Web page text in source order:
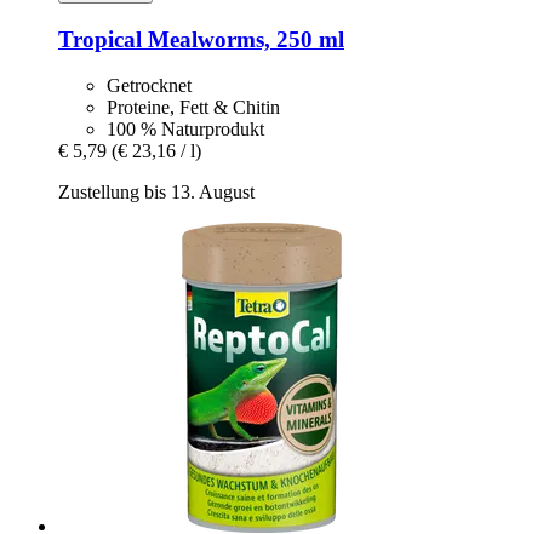
Tropical Mealworms, 250 ml
Getrocknet
Proteine, Fett & Chitin
100 % Naturprodukt
€ 5,79 (€ 23,16 / l)
Zustellung bis 13. August